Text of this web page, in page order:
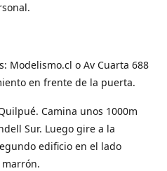
Modelismo.cl o Av Cuarta 688
en frente de la puerta.
Camina unos 1000m
Sur. Luego gire a la
edificio en el lado